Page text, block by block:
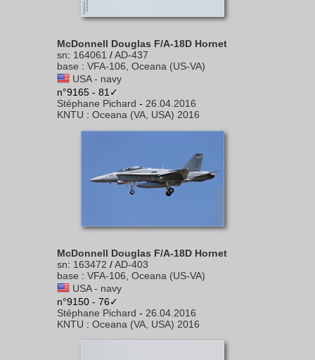
McDonnell Douglas F/A-18D Hornet
sn: 164061 /AD-437
base : VFA-106, Oceana (US-VA)
USA - navy
n°9165 - 81✓
Stéphane Pichard - 26.04.2016
KNTU : Oceana (VA, USA) 2016
McDonnell Douglas F/A-18D Hornet
sn: 163472 /AD-403
base : VFA-106, Oceana (US-VA)
USA - navy
n°9150 - 76✓
Stéphane Pichard - 26.04.2016
KNTU : Oceana (VA, USA) 2016